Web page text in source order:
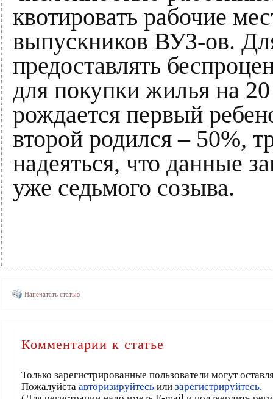
квотировать рабочие
выпускников ВУЗ-ов.
предоставлять
для покупки жилья на
рождается первый
второй родился – 50%,
надеяться, что данные
уже седьмого созыва.
Напечатать статью
Комментарии к статье
Только зарегистрированные пользователи могут
Пожалуйста авторизируйтесьили зарегистрируйтесь.